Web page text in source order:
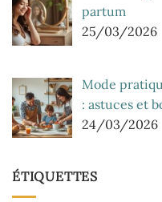
partum
25/03/2026
Mode
: astuces et
24/03/2026
ÉTIQUETTES